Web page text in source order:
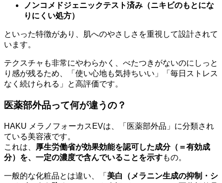
ノンコメドジェニックテスト済み（ニキビのもとにな
りにくい処方）
といった特徴があり、肌へのやさしさを重視して設計されて
います。
テクスチャも非常にやわらかく、べたつきがないのにしっと
り感が残るため、「使い心地も気持ちいい」「毎日ストレス
なく続けられる」と高評価です。
医薬部外品って何が違うの？
HAKU メラノフォーカスEVは、「医薬部外品」に分類され
ている美容液です。
これは、 厚生労働省が効果効能を認可した成分（＝有効成
分）を、一定の濃度で含んでいることを示すもの。
一般的な化粧品とは違い、「 美白（メラニン生成の抑制・シ